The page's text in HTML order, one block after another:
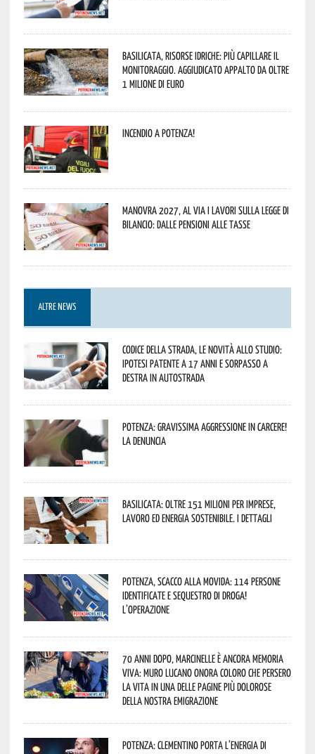
Basilicata, Risorse idriche: più capillare il
monitoraggio. Aggiudicato appalto da oltre
1 milione di euro
Incendio a Potenza!
Manovra 2027, al via i lavori sulla Legge di
Bilancio: dalle pensioni alle tasse
ALTRE NEWS
Codice della strada, le novità allo studio:
ipotesi patente a 17 anni e sorpasso a
destra in autostrada
Potenza: gravissima aggressione in Carcere!
La denuncia
Basilicata: oltre 151 milioni per imprese,
lavoro ed energia sostenibile. I dettagli
Potenza, scacco alla movida: 114 persone
identificate e sequestro di droga!
L’operazione
70 anni dopo, Marcinelle è ancora memoria
viva: Muro Lucano onora coloro che persero
la vita in una delle pagine più dolorose
della nostra emigrazione
Potenza: Clementino porta l’energia di